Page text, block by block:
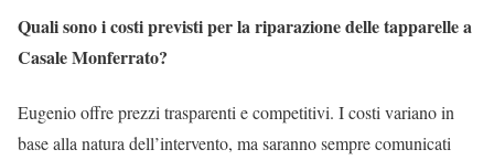
Quali sono i costi previsti per la riparazione delle tapparelle a
Casale Monferrato?
Eugenio offre prezzi trasparenti e competitivi. I costi variano in
base alla natura dell’intervento, ma saranno sempre comunicati